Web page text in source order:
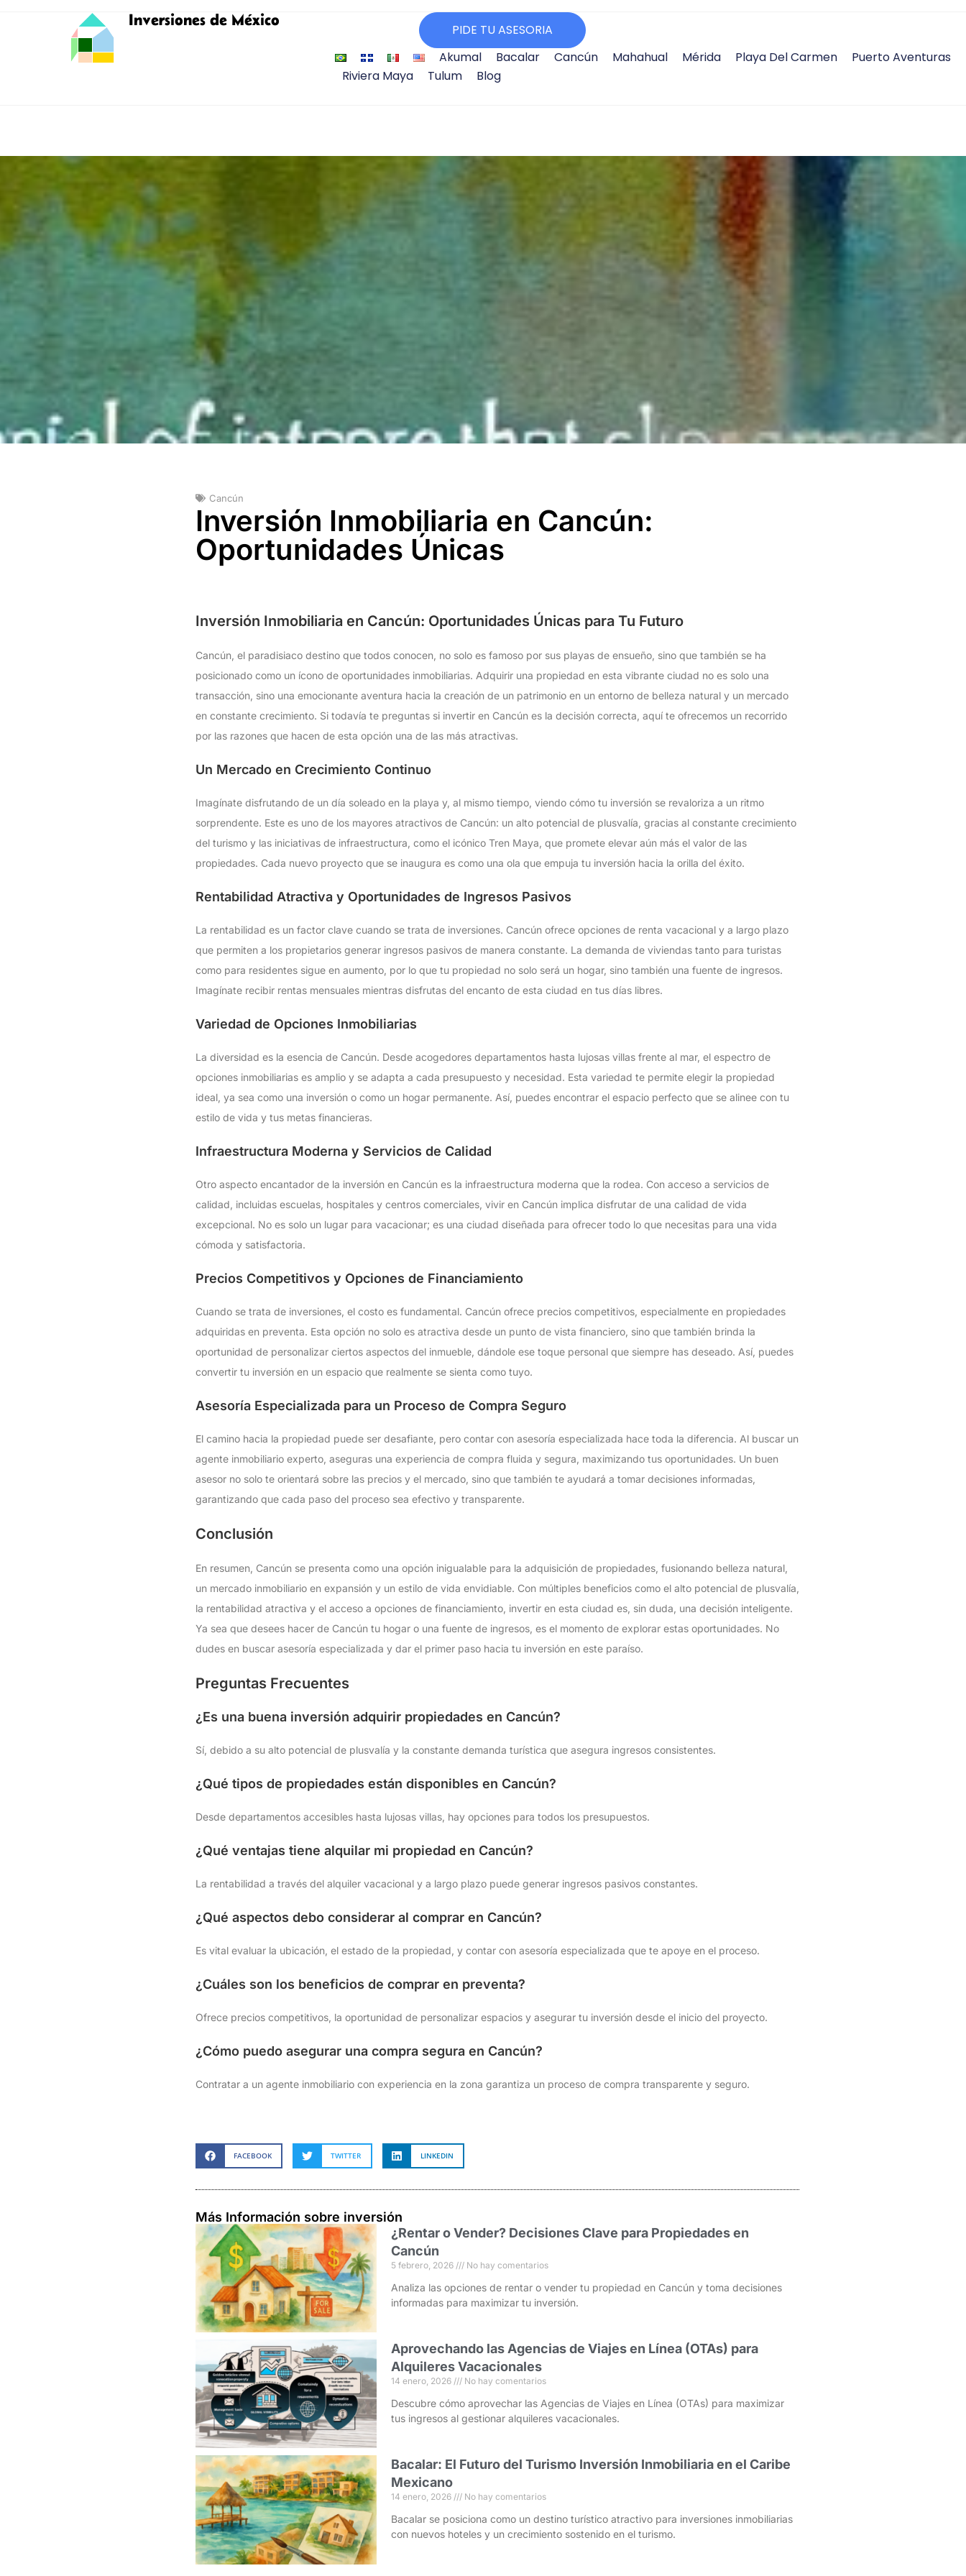
Inversiones de México
PIDE TU ASESORIA
Akumal
Bacalar Cancún Mahahual Mérida Playa Del Carmen Puerto Aventuras
Riviera Maya
Tulum Blog
Cancún
Inversión Inmobiliaria en Cancún:
Oportunidades Únicas
Inversión Inmobiliaria en Cancún: Oportunidades Únicas para Tu Futuro
Cancún, el paradisiaco destino que todos conocen, no solo es famoso por sus playas de ensueño, sino que también se ha
posicionado como un ícono de oportunidades inmobiliarias. Adquirir una propiedad en esta vibrante ciudad no es solo una
transacción, sino una emocionante aventura hacia la creación de un patrimonio en un entorno de belleza natural y un mercado
en constante crecimiento. Si todavía te preguntas si invertir en Cancún es la decisión correcta, aquí te ofrecemos un recorrido
por las razones que hacen de esta opción una de las más atractivas.
Un Mercado en Crecimiento Continuo
Imagínate disfrutando de un día soleado en la playa y, al mismo tiempo, viendo cómo tu inversión se revaloriza a un ritmo
sorprendente. Este es uno de los mayores atractivos de Cancún: un alto potencial de plusvalía, gracias al constante crecimiento
del turismo y las iniciativas de infraestructura, como el icónico Tren Maya, que promete elevar aún más el valor de las
propiedades. Cada nuevo proyecto que se inaugura es como una ola que empuja tu inversión hacia la orilla del éxito.
Rentabilidad Atractiva y Oportunidades de Ingresos Pasivos
La rentabilidad es un factor clave cuando se trata de inversiones. Cancún ofrece opciones de renta vacacional y a largo plazo
que permiten a los propietarios generar ingresos pasivos de manera constante. La demanda de viviendas tanto para turistas
como para residentes sigue en aumento, por lo que tu propiedad no solo será un hogar, sino también una fuente de ingresos.
Imagínate recibir rentas mensuales mientras disfrutas del encanto de esta ciudad en tus días libres.
Variedad de Opciones Inmobiliarias
La diversidad es la esencia de Cancún. Desde acogedores departamentos hasta lujosas villas frente al mar, el espectro de
opciones inmobiliarias es amplio y se adapta a cada presupuesto y necesidad. Esta variedad te permite elegir la propiedad
ideal, ya sea como una inversión o como un hogar permanente. Así, puedes encontrar el espacio perfecto que se alinee con tu
estilo de vida y tus metas financieras.
Infraestructura Moderna y Servicios de Calidad
Otro aspecto encantador de la inversión en Cancún es la infraestructura moderna que la rodea. Con acceso a servicios de
calidad, incluidas escuelas, hospitales y centros comerciales, vivir en Cancún implica disfrutar de una calidad de vida
excepcional. No es solo un lugar para vacacionar; es una ciudad diseñada para ofrecer todo lo que necesitas para una vida
cómoda y satisfactoria.
Precios Competitivos y Opciones de Financiamiento
Cuando se trata de inversiones, el costo es fundamental. Cancún ofrece precios competitivos, especialmente en propiedades
adquiridas en preventa. Esta opción no solo es atractiva desde un punto de vista financiero, sino que también brinda la
oportunidad de personalizar ciertos aspectos del inmueble, dándole ese toque personal que siempre has deseado. Así, puedes
convertir tu inversión en un espacio que realmente se sienta como tuyo.
Asesoría Especializada para un Proceso de Compra Seguro
El camino hacia la propiedad puede ser desafiante, pero contar con asesoría especializada hace toda la diferencia. Al buscar un
agente inmobiliario experto, aseguras una experiencia de compra fluida y segura, maximizando tus oportunidades. Un buen
asesor no solo te orientará sobre las precios y el mercado, sino que también te ayudará a tomar decisiones informadas,
garantizando que cada paso del proceso sea efectivo y transparente.
Conclusión
En resumen, Cancún se presenta como una opción inigualable para la adquisición de propiedades, fusionando belleza natural,
un mercado inmobiliario en expansión y un estilo de vida envidiable. Con múltiples beneficios como el alto potencial de plusvalía,
la rentabilidad atractiva y el acceso a opciones de financiamiento, invertir en esta ciudad es, sin duda, una decisión inteligente.
Ya sea que desees hacer de Cancún tu hogar o una fuente de ingresos, es el momento de explorar estas oportunidades. No
dudes en buscar asesoría especializada y dar el primer paso hacia tu inversión en este paraíso.
Preguntas Frecuentes
¿Es una buena inversión adquirir propiedades en Cancún?
Sí, debido a su alto potencial de plusvalía y la constante demanda turística que asegura ingresos consistentes.
¿Qué tipos de propiedades están disponibles en Cancún?
Desde departamentos accesibles hasta lujosas villas, hay opciones para todos los presupuestos.
¿Qué ventajas tiene alquilar mi propiedad en Cancún?
La rentabilidad a través del alquiler vacacional y a largo plazo puede generar ingresos pasivos constantes.
¿Qué aspectos debo considerar al comprar en Cancún?
Es vital evaluar la ubicación, el estado de la propiedad, y contar con asesoría especializada que te apoye en el proceso.
¿Cuáles son los beneficios de comprar en preventa?
Ofrece precios competitivos, la oportunidad de personalizar espacios y asegurar tu inversión desde el inicio del proyecto.
¿Cómo puedo asegurar una compra segura en Cancún?
Contratar a un agente inmobiliario con experiencia en la zona garantiza un proceso de compra transparente y seguro.
FACEBOOK TWITTER LINKEDIN
Más Información sobre inversión
¿Rentar o Vender? Decisiones Clave para Propiedades en
Cancún
5 febrero, 2026 No hay comentarios
Analiza las opciones de rentar o vender tu propiedad en Cancún y toma decisiones
informadas para maximizar tu inversión.
Aprovechando las Agencias de Viajes en Línea (OTAs) para
Alquileres Vacacionales
14 enero, 2026 No hay comentarios
Descubre cómo aprovechar las Agencias de Viajes en Línea (OTAs) para maximizar
tus ingresos al gestionar alquileres vacacionales.
Bacalar: El Futuro del Turismo Inversión Inmobiliaria en el Caribe
Mexicano
14 enero, 2026 No hay comentarios
Bacalar se posiciona como un destino turístico atractivo para inversiones inmobiliarias
con nuevos hoteles y un crecimiento sostenido en el turismo.